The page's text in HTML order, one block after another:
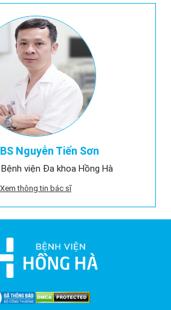
Nguyễn Tiến Sơn
viện Đa khoa Hồng Hà
Xem thông tin bác sĩ